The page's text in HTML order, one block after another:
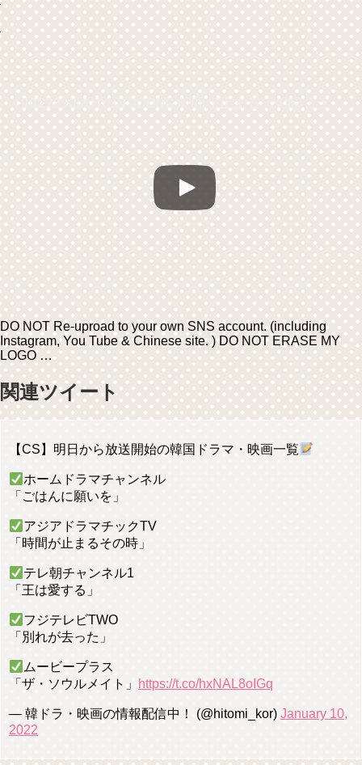
190228 KIM HYUN JOONG 時間が止まるその時ドラマファンミーティング(横浜)_Photo time.
DO NOT Re-uproad to your own SNS account. (including
Instagram, You Tube & Chinese site. ) DO NOT ERASE MY
LOGO …
関連ツイート
【CS】明日から放送開始の韓国ドラマ・映画一覧
ホームドラマチャンネル
「ごはんに願いを」
アジアドラマチックTV
「時間が止まるその時」
テレ朝チャンネル1
「王は愛する」
フジテレビTWO
「別れが去った」
ムービープラス
「ザ・ソウルメイト」
https://t.co/hxNAL8oIGq
— 韓ドラ・映画の情報配信中！ (@hitomi_kor) January 10,
2022